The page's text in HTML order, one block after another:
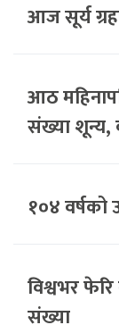
आज सूर्य
आठ
संख्या
१०४ वर्षको
विश्वभर
संख्या